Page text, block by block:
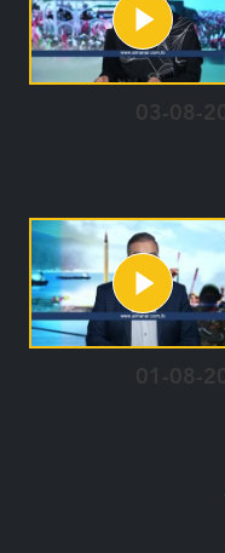
03-08-
01-08-